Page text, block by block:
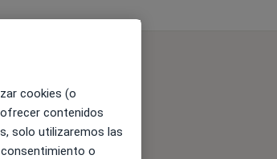
cookies (o
contenidos
solo utilizaremos las
o